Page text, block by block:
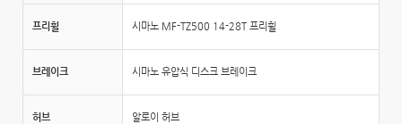
프리휠 시마노 MF-TZ500 14-28T 프리휠
브레이크 시마노 유압식 디스크 브레이크
허브 알로이 허브